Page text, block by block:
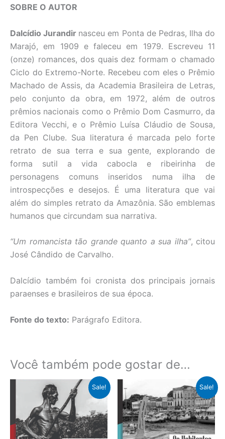
SOBRE O AUTOR
Dalcídio Jurandir nasceu em Ponta de Pedras, Ilha do
Marajó, em 1909 e faleceu em 1979. Escreveu 11
(onze) romances, dos quais dez formam o chamado
Ciclo do Extremo-Norte. Recebeu com eles o Prêmio
Machado de Assis, da Academia Brasileira de Letras,
pelo conjunto da obra, em 1972, além de outros
prêmios nacionais como o Prêmio Dom Casmurro, da
Editora Vecchi, e o Prêmio Luísa Cláudio de Sousa,
da Pen Clube. Sua literatura é marcada pelo forte
retrato de sua terra e sua gente, explorando de
forma sutil a vida cabocla e ribeirinha de
personagens comuns inseridos numa ilha de
introspecções e desejos. É uma literatura que vai
além do simples retrato da Amazônia. São emblemas
humanos que circundam sua narrativa.
“Um romancista tão grande quanto a sua ilha”, citou
José Cândido de Carvalho.
Dalcídio também foi cronista dos principais jornais
paraenses e brasileiros de sua época.
Fonte do texto: Parágrafo Editora.
Você também pode gostar de…
Sale!
O
preço
original
era:
R$36,50.
O
preço
atual
é:
R$25,00.
Sale!
preço
original
era:
R$36,50.
preço
atual
é:
R$25,00.